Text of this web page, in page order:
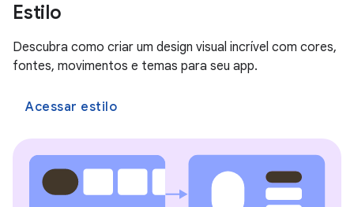
Estilo
Descubra como criar um design visual incrível com cores,
fontes, movimentos e temas para seu app.
Acessar estilo